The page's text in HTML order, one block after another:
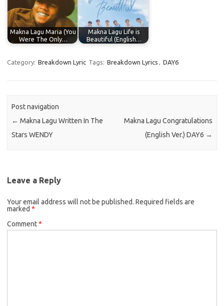
Makna Lagu Maria (You
Were The Only…
Makna Lagu Life is
Beautiful (English…
Category: Breakdown Lyric Tags: Breakdown Lyrics , DAY6
Post navigation
← Makna Lagu Written In The
Stars WENDY
Makna Lagu Congratulations
(English Ver.) DAY6 →
Leave a Reply
Your email address will not be published. Required fields are
marked *
Comment*